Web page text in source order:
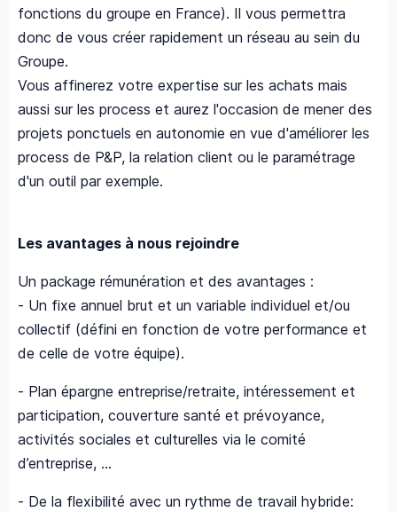
fonctions du groupe en France). Il vous permettra
donc de vous créer rapidement un réseau au sein du
Groupe.
Vous affinerez votre expertise sur les achats mais
aussi sur les process et aurez l'occasion de mener des
projets ponctuels en autonomie en vue d'améliorer les
process de P&P, la relation client ou le paramétrage
d'un outil par exemple.
Les avantages à nous rejoindre
Un package rémunération et des avantages :
- Un fixe annuel brut et un variable individuel et/ou
collectif (défini en fonction de votre performance et
de celle de votre équipe).
- Plan épargne entreprise/retraite, intéressement et
participation, couverture santé et prévoyance,
activités sociales et culturelles via le comité
d’entreprise, …
- De la flexibilité avec un rythme de travail hybride: